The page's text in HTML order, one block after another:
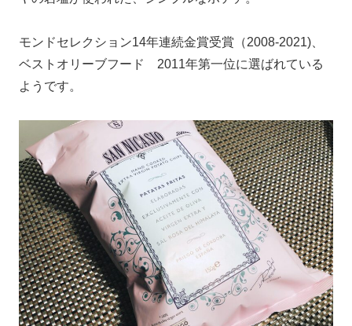
モンドセレクション14年連続金賞受賞（2008-2021)、
ベストオリーブフード 2011年第一位に選ばれている
ようです。